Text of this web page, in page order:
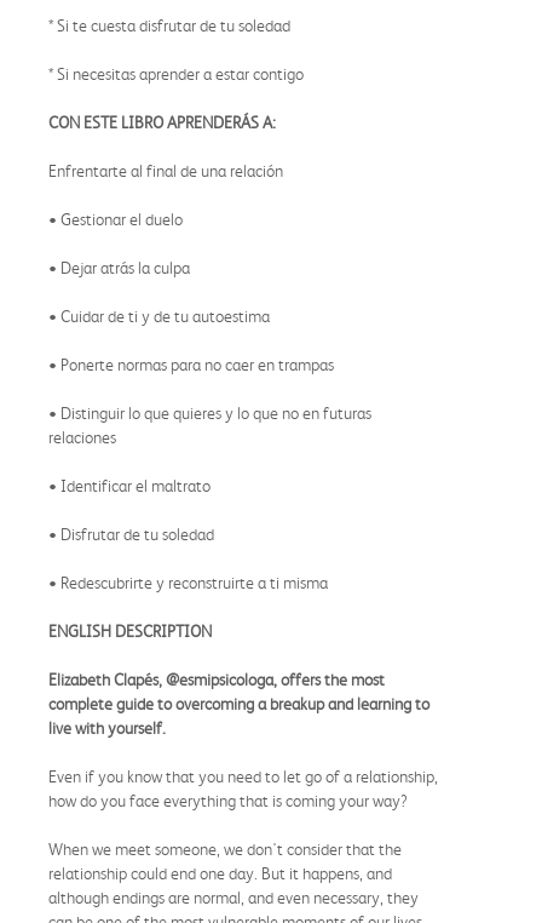
* Si te cuesta disfrutar de tu soledad
* Si necesitas aprender a estar contigo
CON ESTE LIBRO APRENDERÁS A:
Enfrentarte al final de una relación
• Gestionar el duelo
• Dejar atrás la culpa
• Cuidar de ti y de tu autoestima
• Ponerte normas para no caer en trampas
• Distinguir lo que quieres y lo que no en futuras
relaciones
• Identificar el maltrato
• Disfrutar de tu soledad
• Redescubrirte y reconstruirte a ti misma
ENGLISH DESCRIPTION
Elizabeth Clapés, @esmipsicologa, offers the most
complete guide to overcoming a breakup and learning to
live with yourself.
Even if you know that you need to let go of a relationship,
how do you face everything that is coming your way?
When we meet someone, we don't consider that the
relationship could end one day. But it happens, and
although endings are normal, and even necessary, they